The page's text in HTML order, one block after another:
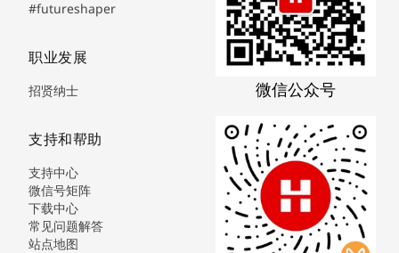
#futureshaper
职业发展
招贤纳士
支持和帮助
支持中心
微信号矩阵
下载中心
常见问题解答
站点地图
微信公众号